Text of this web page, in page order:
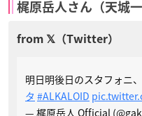
梶原岳人さん（天城一
明日明後日のスタフォニ
タ #ALKALOID
— 梶原岳人 Official